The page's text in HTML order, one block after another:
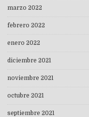
marzo 2022
febrero 2022
enero 2022
diciembre 2021
noviembre 2021
octubre 2021
septiembre 2021